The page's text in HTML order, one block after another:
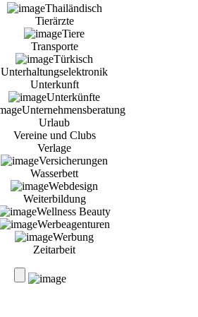
Thailändisch
Tierärzte
Tiere
Transporte
Türkisch
Unterhaltungselektronik
Unterkunft
Unterkünfte
Unternehmensberatung
Urlaub
Vereine und Clubs
Verlage
Versicherungen
Wasserbett
Webdesign
Weiterbildung
Wellness Beauty
Werbeagenturen
Werbung
Zeitarbeit